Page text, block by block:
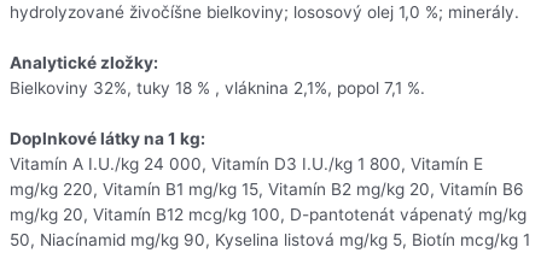
hydrolyzované živočíšne bielkoviny; lososový olej 1,0 %; minerály.
Analytické zložky:
Bielkoviny 32%, tuky 18 % , vláknina 2,1%, popol 7,1 %.
Doplnkové látky na 1 kg:
Vitamín A I.U./kg 24 000, Vitamín D3 I.U./kg 1 800, Vitamín E
mg/kg 220, Vitamín B1 mg/kg 15, Vitamín B2 mg/kg 20, Vitamín B6
mg/kg 20, Vitamín B12 mcg/kg 100, D-pantotenát vápenatý mg/kg
50, Niacínamid mg/kg 90, Kyselina listová mg/kg 5, Biotín mcg/kg 1